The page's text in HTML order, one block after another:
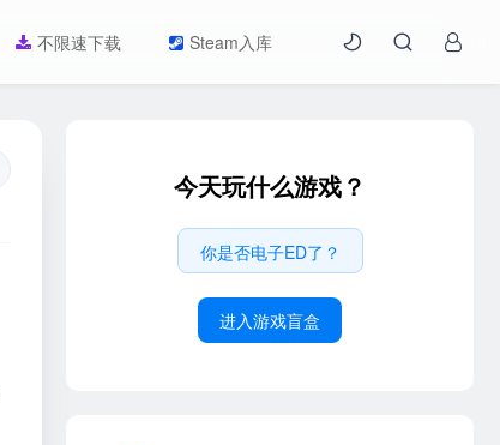
不限速下载 Steam入库
今天玩什么游戏？
你是否电子ED了？
进入游戏盲盒